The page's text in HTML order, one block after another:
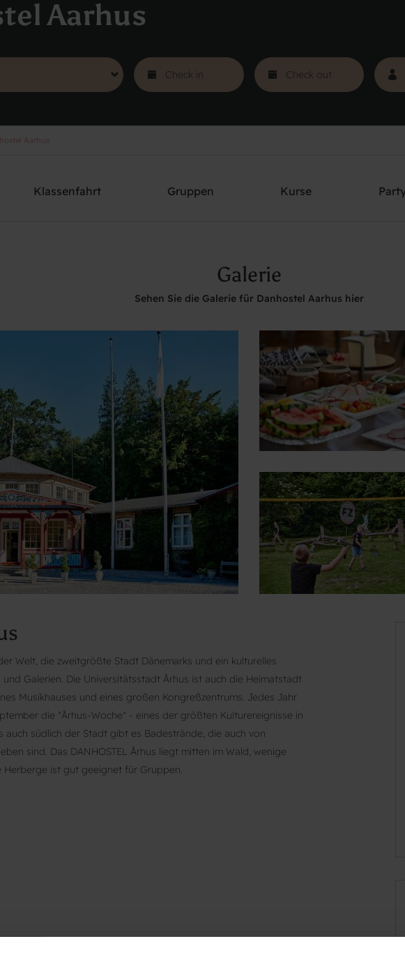
Aarhus
Klassenfahrt Gruppen Kurse
Galerie
Sehen Sie die Galerie für Danhostel Aarhus hier
Welt, die zweitgrößte Stadt Dänemarks und ein kulturelles
Galerien. Die Universitätsstadt Århus ist auch die Heimatstadt
Musikhauses und eines großen Kongreßzentrums. Jedes Jahr
die "Århus-Woche" - eines der größten Kulturereignisse in
auch südlich der Stadt gibt es Badestrände, die auch von
sind. Das DANHOSTEL Århus liegt mitten im Wald, wenige
ist gut geeignet für Gruppen.